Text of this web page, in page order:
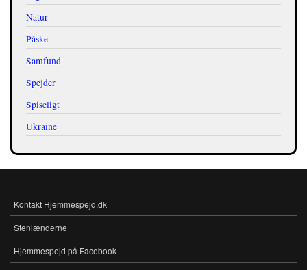
Natur
Påske
Samfund
Spejder
Spiseligt
Ukraine
FOOTER-
MENU
Kontakt Hjemmespejd.dk
Stenlænderne
Hjemmespejd på Facebook